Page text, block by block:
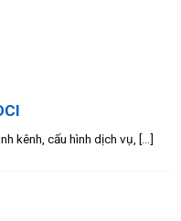
kênh, cấu hình dịch vụ, [...]